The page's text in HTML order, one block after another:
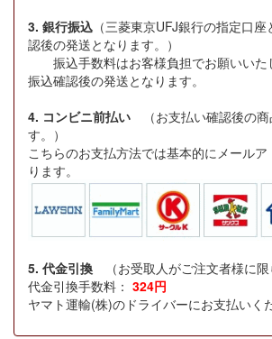
3. 銀行振込 （三菱東京UFJ銀行の指定口
認後の発送となります。）
振込手数料はお客様負担でお願いいた
振込確認後の発送となります。
4. コンビニ前払い （お支払い確認後の商
す。）
こちらのお支払方法では基本的にメール
ります。
5. 代金引換 （お受取人がご注文者様に限
代金引換手数料： 324円
ヤマト運輸(株)のドライバーにお支払いく